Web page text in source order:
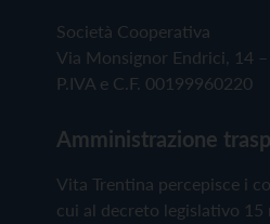
Società Cooperativa
Via Monsignor Endrici, 14
P.IVA e C.F. 00199960220
Amministrazione
Vita Trentina percepisce i
cui al decreto legislativo 15